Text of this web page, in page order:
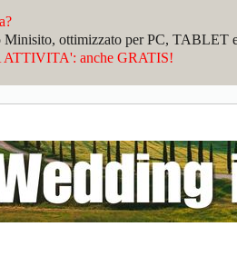
Minisito, ottimizzato per PC,
anche GRATIS!